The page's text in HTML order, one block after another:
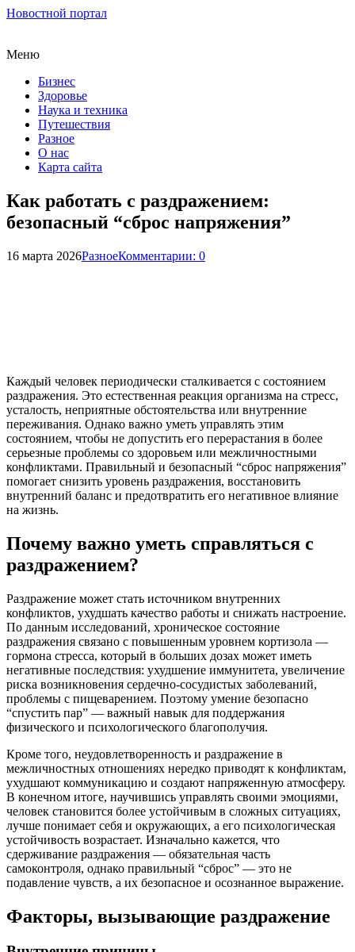
Новостной портал
Меню
Бизнес
Здоровье
Наука и техника
Путешествия
Разное
О нас
Карта сайта
Как работать с раздражением:
безопасный “сброс напряжения”
16 марта 2026РазноеКомментарии: 0
Каждый человек периодически сталкивается с состоянием
раздражения. Это естественная реакция организма на стресс,
усталость, неприятные обстоятельства или внутренние
переживания. Однако важно уметь управлять этим
состоянием, чтобы не допустить его перерастания в более
серьезные проблемы со здоровьем или межличностными
конфликтами. Правильный и безопасный “сброс напряжения”
помогает снизить уровень раздражения, восстановить
внутренний баланс и предотвратить его негативное влияние
на жизнь.
Почему важно уметь справляться с
раздражением?
Раздражение может стать источником внутренних
конфликтов, ухудшать качество работы и снижать настроение.
По данным исследований, хроническое состояние
раздражения связано с повышенным уровнем кортизола —
гормона стресса, который в больших дозах может иметь
негативные последствия: ухудшение иммунитета, увеличение
риска возникновения сердечно-сосудистых заболеваний,
проблемы с пищеварением. Поэтому умение безопасно
“спустить пар” — важный навык для поддержания
физического и психологического благополучия.
Кроме того, неудовлетворенность и раздражение в
межличностных отношениях нередко приводят к конфликтам,
ухудшают коммуникацию и создают напряженную атмосферу.
В конечном итоге, научившись управлять своими эмоциями,
человек становится более устойчивым в сложных ситуациях,
лучше понимает себя и окружающих, а его психологическая
устойчивость возрастает. Изначально кажется, что
сдерживание раздражения — обязательная часть
самоконтроля, однако правильный “сброс” — это не
подавление чувств, а их безопасное и осознанное выражение.
Факторы, вызывающие раздражение